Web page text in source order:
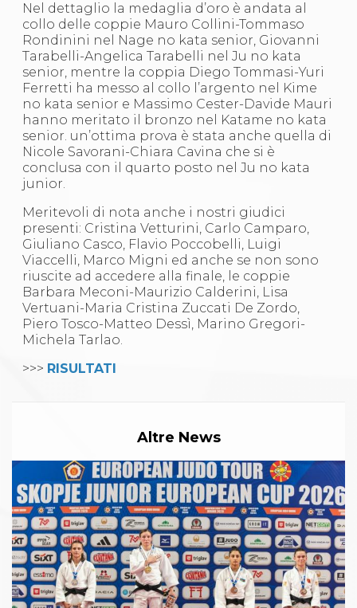
Documenti
Nel dettaglio la medaglia d’oro è andata al
collo delle coppie Mauro Collini-Tommaso
Rondinini nel Nage no kata senior, Giovanni
Tarabelli-Angelica Tarabelli nel Ju no kata
senior, mentre la coppia Diego Tommasi-Yuri
Ferretti ha messo al collo l’argento nel Kime
no kata senior e Massimo Cester-Davide Mauri
hanno meritato il bronzo nel Katame no kata
senior. un’ottima prova è stata anche quella di
Nicole Savorani-Chiara Cavina che si è
conclusa con il quarto posto nel Ju no kata
junior.
Meritevoli di nota anche i nostri giudici
presenti: Cristina Vetturini, Carlo Camparo,
Giuliano Casco, Flavio Poccobelli, Luigi
Viaccelli, Marco Migni ed anche se non sono
riuscite ad accedere alla finale, le coppie
Barbara Meconi-Maurizio Calderini, Lisa
Vertuani-Maria Cristina Zuccati De Zordo,
Piero Tosco-Matteo Dessì, Marino Gregori-
Michela Tarlao.
>>> RISULTATI
Altre News